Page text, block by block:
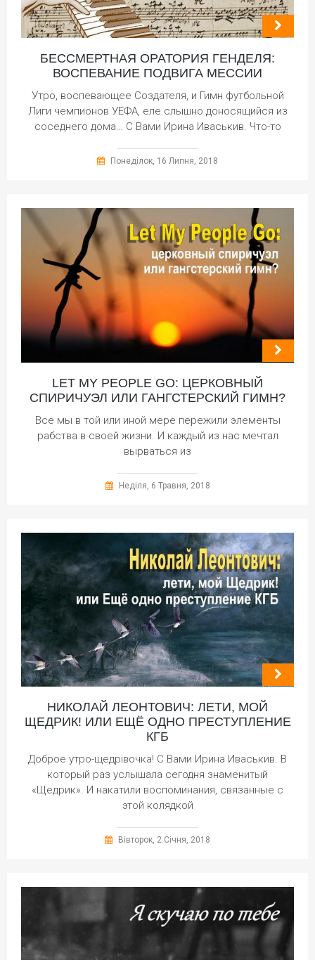
БЕССМЕРТНАЯ ОРАТОРИЯ ГЕНДЕЛЯ:
ВОСПЕВАНИЕ ПОДВИГА МЕССИИ
Утро, воспевающее Создателя, и Гимн футбольной
Лиги чемпионов УЕФА, еле слышно доносящийся из
соседнего дома… С Вами Ирина Иваськив. Что-то
Понеділок, 16 Липня, 2018
LET MY PEOPLE GO: ЦЕРКОВНЫЙ
СПИРИЧУЭЛ ИЛИ ГАНГСТЕРСКИЙ ГИМН?
Все мы в той или иной мере пережили элементы
рабства в своей жизни. И каждый из нас мечтал
вырваться из
Неділя, 6 Травня, 2018
НИКОЛАЙ ЛЕОНТОВИЧ: ЛЕТИ, МОЙ
ЩЕДРИК! ИЛИ ЕЩЁ ОДНО ПРЕСТУПЛЕНИЕ
КГБ
Доброе утро-щедрівочка! С Вами Ирина Иваськив. В
который раз услышала сегодня знаменитый
«Щедрик». И накатили воспоминания, связанные с
этой колядкой
Вівторок, 2 Січня, 2018